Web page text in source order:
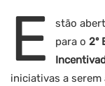
E
stão
para o 2º
iniciativas a